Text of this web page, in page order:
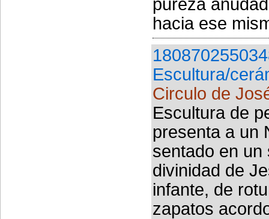
pureza
hacia ese
Escultura/
Circulo de
Escultura de
presenta a un
sentado en un
divinidad de
infante, de
zapatos